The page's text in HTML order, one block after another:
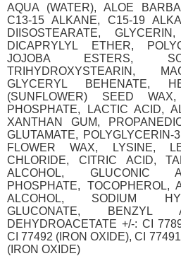
AQUA (WATER), ALOE
C13-15 ALKANE, C15-19
DIISOSTEARATE,
DICAPRYLYL ETHER,
JOJOBA ESTERS,
TRIHYDROXYSTEARIN,
GLYCERYL BEHENATE,
(SUNFLOWER) SEED
PHOSPHATE, LACTIC ACID,
XANTHAN GUM,
GLUTAMATE,
FLOWER WAX, LYSINE,
CHLORIDE, CITRIC ACID,
ALCOHOL, GLUCONIC
PHOSPHATE, TOCOPHEROL,
ALCOHOL, SODIUM
GLUCONATE, BENZYL
DEHYDROACETATE +/-: CI
CI 77492 (IRON OXIDE), CI
(IRON OXIDE)